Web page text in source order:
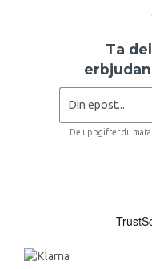
Ta
De uppgifter du